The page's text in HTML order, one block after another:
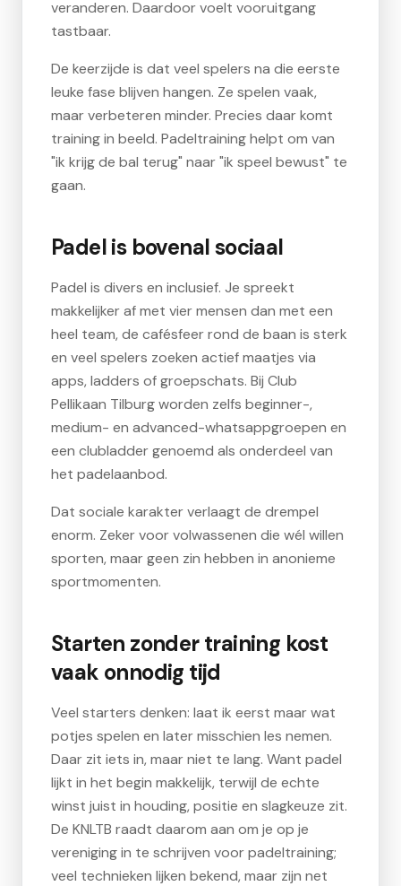
veranderen. Daardoor voelt vooruitgang
tastbaar.
De keerzijde is dat veel spelers na die eerste
leuke fase blijven hangen. Ze spelen vaak,
maar verbeteren minder. Precies daar komt
training in beeld. Padeltraining helpt om van
"ik krijg de bal terug" naar "ik speel bewust" te
gaan.
Padel is bovenal sociaal
Padel is divers en inclusief. Je spreekt
makkelijker af met vier mensen dan met een
heel team, de cafésfeer rond de baan is sterk
en veel spelers zoeken actief maatjes via
apps, ladders of groepschats. Bij Club
Pellikaan Tilburg worden zelfs beginner-,
medium- en advanced-whatsappgroepen en
een clubladder genoemd als onderdeel van
het padelaanbod.
Dat sociale karakter verlaagt de drempel
enorm. Zeker voor volwassenen die wél willen
sporten, maar geen zin hebben in anonieme
sportmomenten.
Starten zonder training kost
vaak onnodig tijd
Veel starters denken: laat ik eerst maar wat
potjes spelen en later misschien les nemen.
Daar zit iets in, maar niet te lang. Want padel
lijkt in het begin makkelijk, terwijl de echte
winst juist in houding, positie en slagkeuze zit.
De KNLTB raadt daarom aan om je op je
vereniging in te schrijven voor padeltraining;
veel technieken lijken bekend, maar zijn net